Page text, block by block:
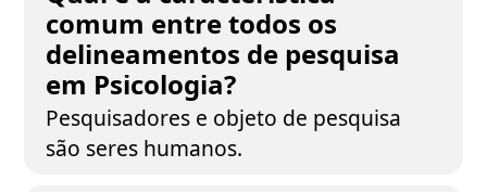
comum entre todos os
delineamentos de pesquisa
em Psicologia?
Pesquisadores e objeto de pesquisa
são seres humanos.